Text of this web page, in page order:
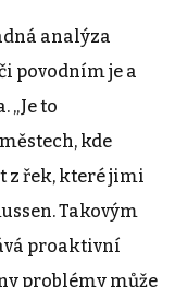
analýza
povodním je a
„Je to
kde
z řek, které jimi
Takovým
proaktivní
problémy může